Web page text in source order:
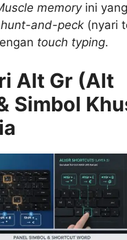
memoryini yang
hunt-and-peck (nyari
touch typing.
Alt Gr (Alt
Simbol